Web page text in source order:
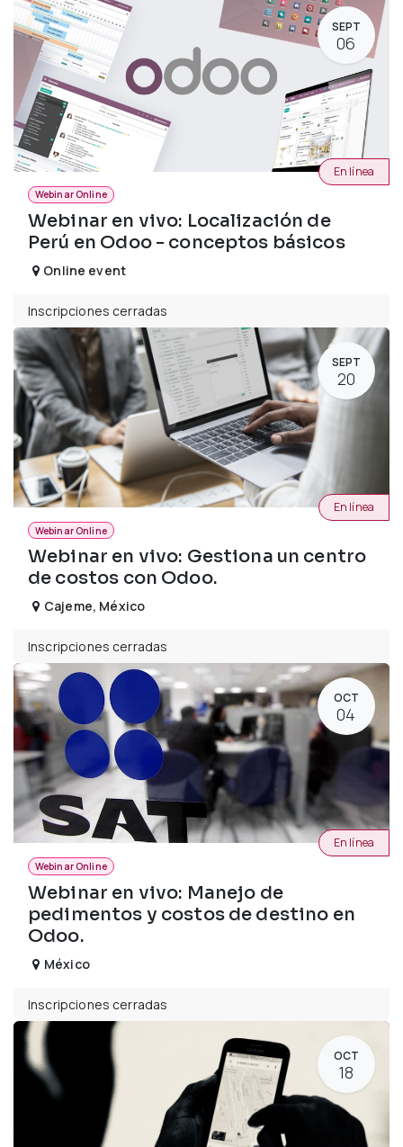
SEPT
06
Webinar Online
Webinar en vivo: Localización de
Perú en Odoo - conceptos básicos
En línea
Online event
Inscripciones cerradas
SEPT
20
Webinar Online
Webinar en vivo: Gestiona un centro
de costos con Odoo.
En línea
Cajeme, México
Inscripciones cerradas
OCT
04
Webinar Online
Webinar en vivo: Manejo de
pedimentos y costos de destino en
Odoo.
En línea
México
Inscripciones cerradas
OCT
18